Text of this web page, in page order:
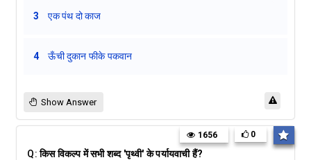
3 एक पंथ दो काज
4 ऊँची दुकान फीके पकवान
Show Answer
Q:किस विकल्प में सभी शब्द 'पृथ्वी' के पर्यायवाची हैं?
1656 0